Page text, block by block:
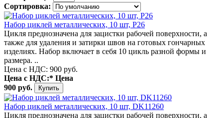
Сортировка:
Набор циклей металлических, 10 шт, P26
Цикля преднозначена для зацистки рабочей поверхности, а
также для удаления и затирки швов на готовых гончарных
изделиях. Набор включает в себя 10 цикль разной формы и
размера. ..
Цена с НДС: 900 руб.
Цена с НДС:* Цена
900 руб.
Набор циклей металлических, 10 шт, DK11260
Цикля преднозначена для зацистки рабочей поверхности, а